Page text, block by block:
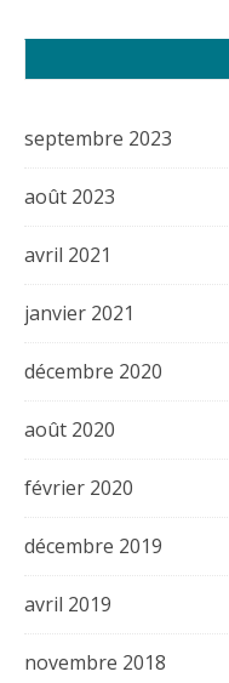
septembre 2023
août 2023
avril 2021
janvier 2021
décembre 2020
août 2020
février 2020
décembre 2019
avril 2019
novembre 2018